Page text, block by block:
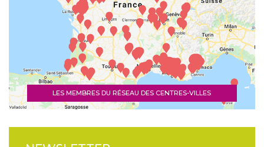
LES MEMBRES DU RÉSEAU DES CENTRES-VILLES